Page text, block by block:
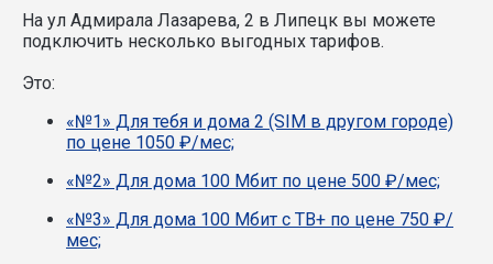
На ул Адмирала Лазарева, 2 в Липецк вы можете
подключить несколько выгодных тарифов.
Это:
«№1» Для тебя и дома 2 (SIM в другом городе)
по цене 1050 ₽/мес;
«№2» Для дома 100 Мбит по цене 500 ₽/мес;
«№3» Для дома 100 Мбит с ТВ+ по цене 750 ₽/
мес;